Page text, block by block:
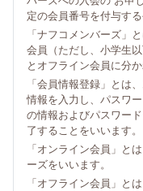
定の会員番号を付与す
「ナフコメンバーズ」
会員（ただし、小学生
とオフライン会員に分か
「会員情報登録」とは
情報を入力し、パスワ
の情報およびパスワー
了することをいいます。
「オンライン会員」と
ーズをいいます。
「オフライン会員」と